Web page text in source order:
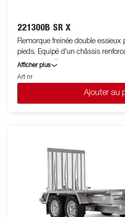
221300B SR X
Remorque freinée double essieux
pieds. Equipé d'un châssis
pour un meilleur comportement
supérieure pour diminuer les
bateau. Berceau arrière inclinable
réglables pour s'adapter
galvanisé à chaud pour la
Le treuil et la potence de treuil
s'adapter à votre bateau. La
équipée d'une chaine de sécurité
sécuriser votre bateau sur la
feux télescopiques réglables
pour bateau, offrant une plus
sécurité sur la route. L'ensemble
Afficher plus
Art nr
Ajouter au